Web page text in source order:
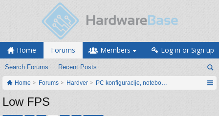
Home Forums
Search Forums Recent Posts
Members Log in or Sign up
Home Forums Hardver PC konfiguracije, notebook računari, servis
Low FPS